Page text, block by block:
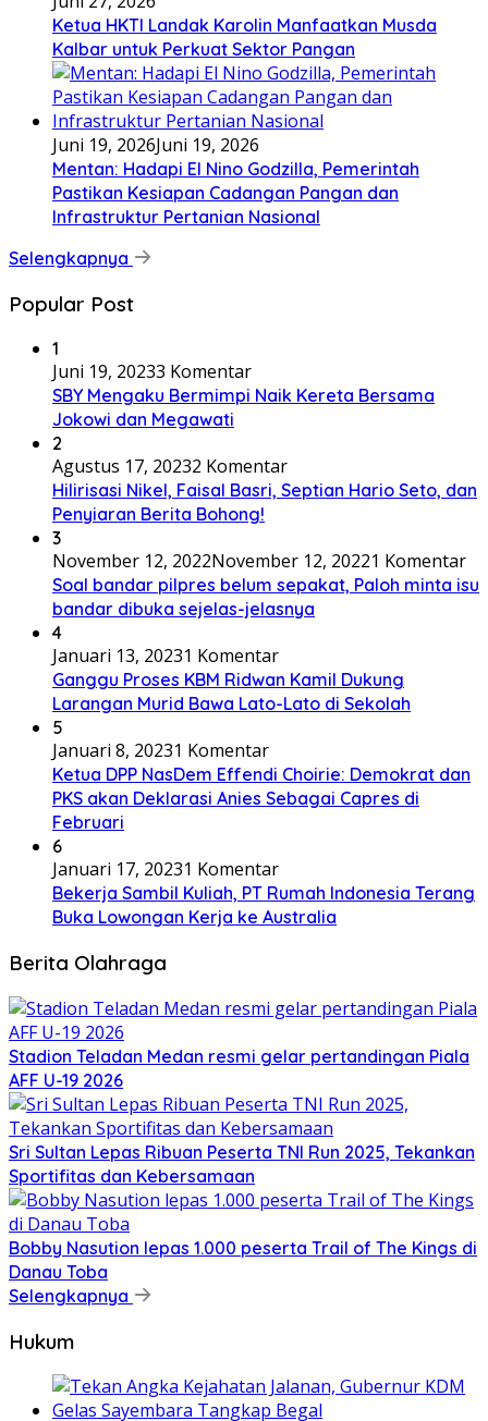
Ketua HKTI Landak Karolin Manfaatkan Musda
Kalbar untuk Perkuat Sektor Pangan
Juni 19, 2026Juni 19, 2026
Mentan: Hadapi El Nino Godzilla, Pemerintah
Pastikan Kesiapan Cadangan Pangan dan
Infrastruktur Pertanian Nasional
Selengkapnya
Popular Post
1
Juni 19, 20233 Komentar
SBY Mengaku Bermimpi Naik Kereta Bersama
Jokowi dan Megawati
2
Agustus 17, 20232 Komentar
Hilirisasi Nikel, Faisal Basri, Septian Hario Seto, dan
Penyiaran Berita Bohong!
3
November 12, 2022November 12, 20221 Komentar
Soal bandar pilpres belum sepakat, Paloh minta isu
bandar dibuka sejelas-jelasnya
4
Januari 13, 20231 Komentar
Ganggu Proses KBM Ridwan Kamil Dukung
Larangan Murid Bawa Lato-Lato di Sekolah
5
Januari 8, 20231 Komentar
Ketua DPP NasDem Effendi Choirie: Demokrat dan
PKS akan Deklarasi Anies Sebagai Capres di
Februari
6
Januari 17, 20231 Komentar
Bekerja Sambil Kuliah, PT Rumah Indonesia Terang
Buka Lowongan Kerja ke Australia
Berita Olahraga
Stadion Teladan Medan resmi gelar pertandingan Piala
AFF U-19 2026
Sri Sultan Lepas Ribuan Peserta TNI Run 2025, Tekankan
Sportifitas dan Kebersamaan
Bobby Nasution lepas 1.000 peserta Trail of The Kings di
Danau Toba
Selengkapnya
Hukum